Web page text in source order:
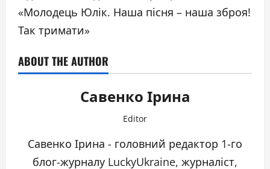
«Молодець Юлік. Наша пісня – наша зброя!
Так тримати»
ABOUT THE AUTHOR
Савенко Ірина
Editor
Савенко Ірина - головний редактор 1-го
блог-журналу LuckyUkraine, журналіст,